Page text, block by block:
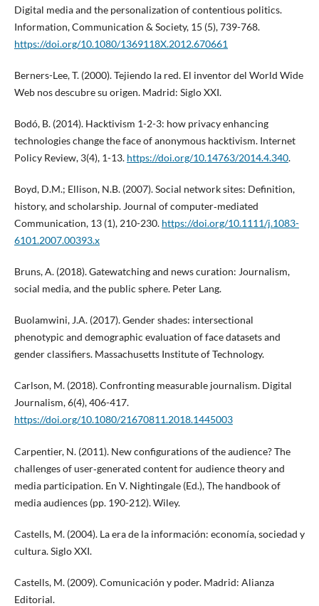
Digital media and the personalization of contentious politics.
Information, Communication & Society, 15 (5), 739-768.
https://doi.org/10.1080/1369118X.2012.670661
Berners-Lee, T. (2000). Tejiendo la red. El inventor del World Wide
Web nos descubre su origen. Madrid: Siglo XXI.
Bodó, B. (2014). Hacktivism 1-2-3: how privacy enhancing
technologies change the face of anonymous hacktivism. Internet
Policy Review, 3(4), 1-13. https://doi.org/10.14763/2014.4.340.
Boyd, D.M.; Ellison, N.B. (2007). Social network sites: Definition,
history, and scholarship. Journal of computer‐mediated
Communication, 13 (1), 210-230. https://doi.org/10.1111/j.1083-
6101.2007.00393.x
Bruns, A. (2018). Gatewatching and news curation: Journalism,
social media, and the public sphere. Peter Lang.
Buolamwini, J.A. (2017). Gender shades: intersectional
phenotypic and demographic evaluation of face datasets and
gender classifiers. Massachusetts Institute of Technology.
Carlson, M. (2018). Confronting measurable journalism. Digital
Journalism, 6(4), 406-417.
https://doi.org/10.1080/21670811.2018.1445003
Carpentier, N. (2011). New configurations of the audience? The
challenges of user‐generated content for audience theory and
media participation. En V. Nightingale (Ed.), The handbook of
media audiences (pp. 190-212). Wiley.
Castells, M. (2004). La era de la información: economía, sociedad y
cultura. Siglo XXI.
Castells, M. (2009). Comunicación y poder. Madrid: Alianza
Editorial.